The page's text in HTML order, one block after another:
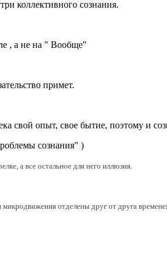
коллективного сознания.
, а не на " Вообще"
примет.
свой опыт, свое бытие, поэтому и
сознания" )
а все остальное для него иллюзия.
отделены друг от друга